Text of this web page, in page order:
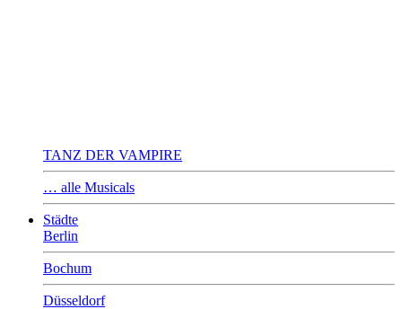
TANZ DER VAMPIRE
… alle Musicals
Städte
Berlin
Bochum
Düsseldorf